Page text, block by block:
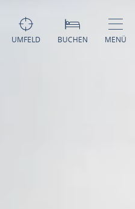
UMFELD BUCHEN MENÜ